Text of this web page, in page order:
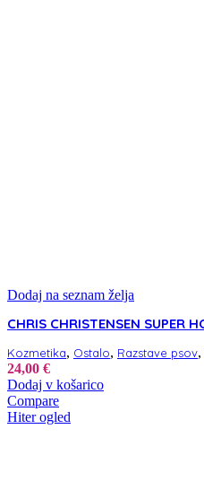
Dodaj na seznam želja
CHRIS CHRISTENSEN SUPER
Kozmetika, Ostalo, Razstave psov,
24,00 €
Dodaj v košarico
Compare
Hiter ogled